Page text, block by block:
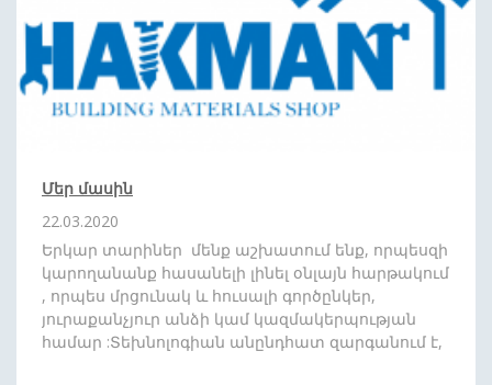
Մեր մասին
22.03.2020
Երկար տարիներ մենք աշխատում ենք, որպեսզի
կարողանանք հասանելի լինել օնլայն հարթակում
, որպես մրցունակ և հուսալի գործընկեր,
յուրաքանչյուր անձի կամ կազմակերպության
համար :Տեխնոլոգիան անընդհատ զարգանում է,